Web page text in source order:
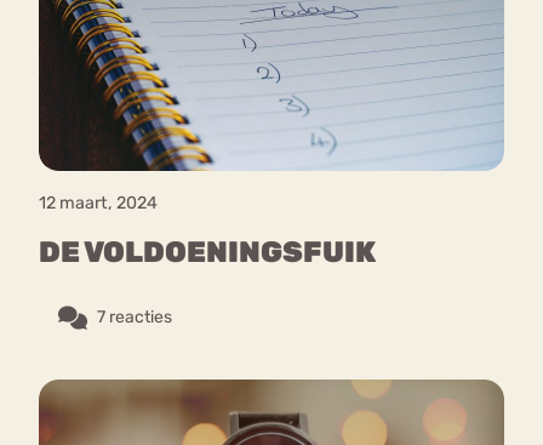
12 maart, 2024
DE VOLDOENINGSFUIK
7 reacties